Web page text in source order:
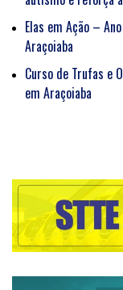
Elas em Ação –
Araçoiaba
Curso de Trufas e
em Araçoiaba